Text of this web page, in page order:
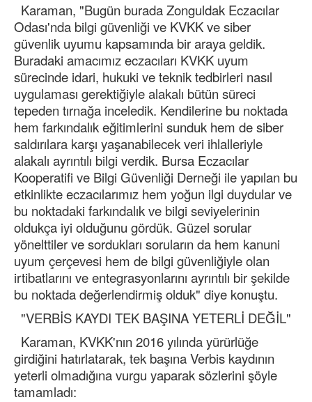
Karaman, "Bugün burada Zonguldak Eczacılar
Odası'nda bilgi güvenliği ve KVKK ve siber
güvenlik uyumu kapsamında bir araya geldik.
Buradaki amacımız eczacıları KVKK uyum
sürecinde idari, hukuki ve teknik tedbirleri nasıl
uygulaması gerektiğiyle alakalı bütün süreci
tepeden tırnağa inceledik. Kendilerine bu noktada
hem farkındalık eğitimlerini sunduk hem de siber
saldırılara karşı yaşanabilecek veri ihlalleriyle
alakalı ayrıntılı bilgi verdik. Bursa Eczacılar
Kooperatifi ve Bilgi Güvenliği Derneği ile yapılan bu
etkinlikte eczacılarımız hem yoğun ilgi duydular ve
bu noktadaki farkındalık ve bilgi seviyelerinin
oldukça iyi olduğunu gördük. Güzel sorular
yönelttiler ve sordukları soruların da hem kanuni
uyum çerçevesi hem de bilgi güvenliğiyle olan
irtibatlarını ve entegrasyonlarını ayrıntılı bir şekilde
bu noktada değerlendirmiş olduk" diye konuştu.
"VERBİS KAYDI TEK BAŞINA YETERLİ DEĞİL"
Karaman, KVKK'nın 2016 yılında yürürlüğe
girdiğini hatırlatarak, tek başına Verbis kaydının
yeterli olmadığına vurgu yaparak sözlerini şöyle
tamamladı: